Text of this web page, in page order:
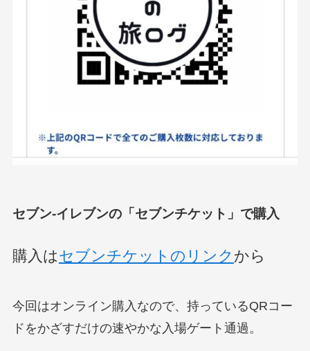
セブン-イレブンの「セブンチケット」で購入
購入はセブンチケットのリンク から
今回はオンライン購入なので、持っているQRコー
ドをかざすだけの速やかな入場ゲート通過。